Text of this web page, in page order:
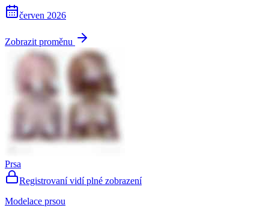
červen 2026
Zobrazit proměnu
Prsa
Registrovaní vidí plné zobrazení
Modelace prsou